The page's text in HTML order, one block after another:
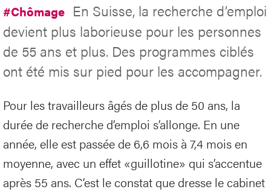
#Chômage En Suisse, la recherche d’emploi
devient plus laborieuse pour les personnes
de 55 ans et plus. Des programmes ciblés
ont été mis sur pied pour les accompagner.
Pour les travailleurs âgés de plus de 50 ans, la
durée de recherche d’emploi s’allonge. En une
année, elle est passée de 6,6 mois à 7,4 mois en
moyenne, avec un effet «guillotine» qui s’accentue
après 55 ans. C’est le constat que dresse le cabinet